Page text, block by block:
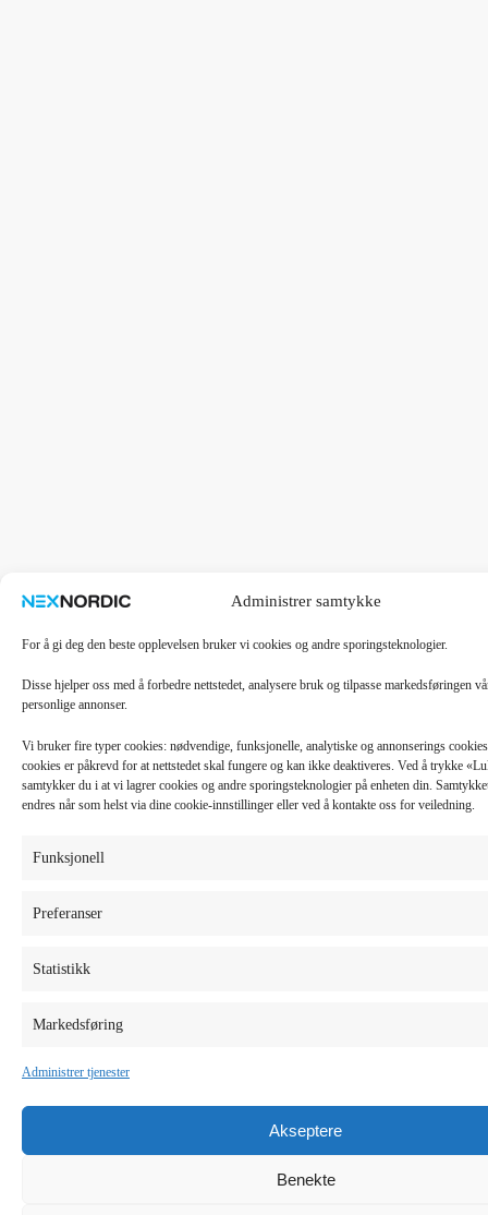
Administrer samtykke
For å gi deg den beste opplevelsen bruker vi cookies og andre sporingsteknologier.
Disse hjelper oss med å forbedre nettstedet, analysere bruk og tilpasse markedsføringen
personlige annonser.
Vi bruker fire typer cookies: nødvendige, funksjonelle, analytiske og annonserings
cookies er påkrevd for at nettstedet skal fungere og kan ikke deaktiveres. Ved å trykke
samtykker du i at vi lagrer cookies og andre sporingsteknologier på enheten din.
endres når som helst via dine cookie-innstillinger eller ved å kontakte oss for veiledning.
Funksjonell
Preferanser
Statistikk
Markedsføring
Administrer tjenester
Akseptere
Benekte